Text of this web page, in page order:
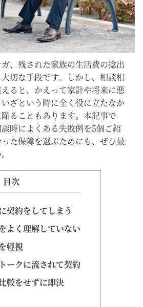
、残された家族の生活費の捻出
切な手段です。しかし、相談相
ると、かえって家計や将来に悪
ざという時に全く役に立たなか
ることもあります。本記事で
時によくある失敗例を5個ご紹
た保障を選ぶためにも、ぜひ最
目次
契約をしてしまう
よく理解していない
軽視
ークに流されて契約
較をせずに即決